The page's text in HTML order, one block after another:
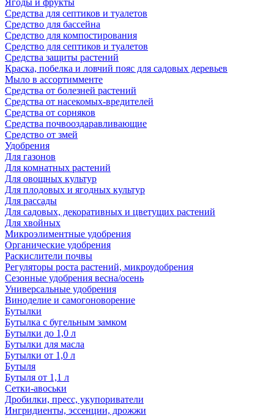
Ягоды и фрукты
Средства для септиков и туалетов
Средство для бассейна
Средство для компостирования
Средство для септиков и туалетов
Средства защиты растений
Краска, побелка и ловчий пояс для садовых деревьев
Мыло в ассортимменте
Средства от болезней растений
Средства от насекомых-вредителей
Средства от сорняков
Средства почвооздаравливающие
Средство от змей
Удобрения
Для газонов
Для комнатных растений
Для овощных культур
Для плодовых и ягодных культур
Для рассады
Для садовых, декоративных и цветущих растений
Для хвойных
Микроэлиментные удобрения
Органические удобрения
Раскислители почвы
Регуляторы роста растений, микроудобрения
Сезонные удобрения весна/осень
Универсальные удобрения
Виноделие и самогоноворение
Бутылки
Бутылка с бугельным замком
Бутылки до 1,0 л
Бутылки для масла
Бутылки от 1,0 л
Бутыля
Бутыля от 1,1 л
Сетки-авоськи
Дробилки, пресс, укупориватели
Ингридиенты, эссенции, дрожжи